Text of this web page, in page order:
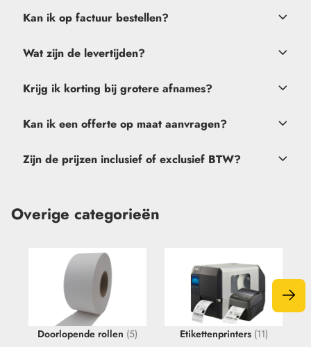
Kan ik op factuur bestellen?
Wat zijn de levertijden?
Krijg ik korting bij grotere afnames?
Kan ik een offerte op maat aanvragen?
verkoop@etikon.nl
Zijn de prijzen inclusief of exclusief BTW?
Overige categorieën
Doorlopende rollen (5) Etikettenprinters (11)